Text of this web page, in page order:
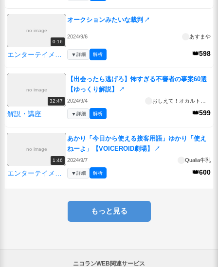
no image
0:16
オークションみたいな裁判 ↗
2024/9/6 あすまや
👑598
▼詳細 解析
no image
32:47
【出会ったら逃げろ】怖すぎる不審者の事案60選
【ゆっくり解説】
↗
2024/9/4 おしえて！オカルト先生
解説・講座 👑599
▼詳細 解析
no image
1:46
あかり「今日から使える接客用語」ゆかり「使え
ねーよ」【VOICEROID劇場】
↗
2024/9/7 Qualia牛乳
👑600
▼詳細 解析
もっと見る
ニコランWEB関連サービス